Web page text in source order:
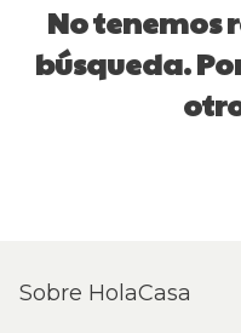
No tenemos
búsqueda.
Sobre HolaCasa